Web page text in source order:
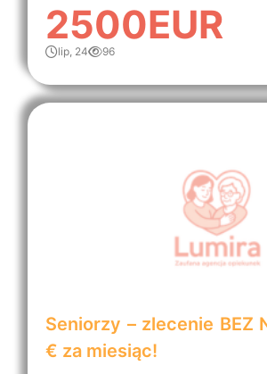
2500EUR
lip, 24 96
Seniorzy – zlecenie BEZ
€ za miesiąc!